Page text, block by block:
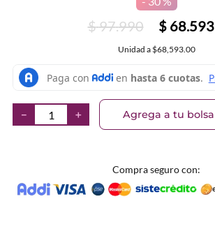
$97.990 $ 68.593
Unidad a $68,593.00
＋
－ Agrega a tu bolsa
Compra seguro con: